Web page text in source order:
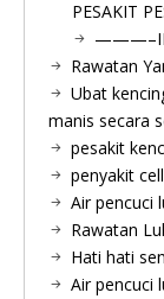
PESAKIT
Rawatan
Ubat
manis secara
pesakit
penyakit
Air pencuci
Rawatan
Hati hati
Air pencuci